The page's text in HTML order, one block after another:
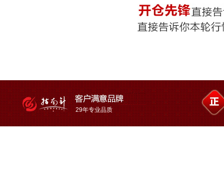
29年专业品质